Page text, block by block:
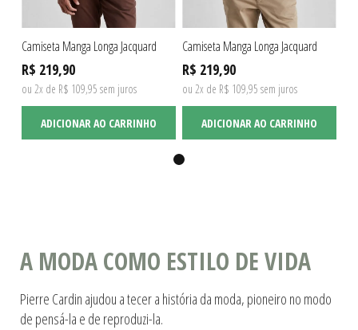
Camiseta Manga Longa Jacquard
R$ 219,90
ou 2x de R$ 109,95 sem juros
ADICIONAR AO CARRINHO
Camiseta Manga Longa Jacquard
R$ 219,90
ou 2x de R$ 109,95 sem juros
ADICIONAR AO CARRINHO
A MODA COMO ESTILO DE VIDA
Pierre Cardin ajudou a tecer a história da moda, pioneiro no modo
de pensá-la e de reproduzi-la.